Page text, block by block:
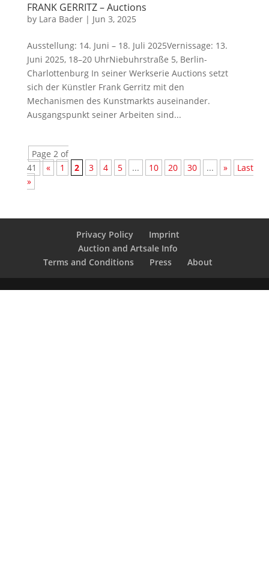
FRANK GERRITZ – Auctions
by Lara Bader| Jun 3, 2025
Ausstellung: 14. Juni – 18. Juli 2025Vernissage: 13.
Juni 2025, 18–20 UhrNiebuhrstraße 5, Berlin-
Charlottenburg In seiner Werkserie Auctions setzt
sich der Künstler Frank Gerritz mit den
Mechanismen des Kunstmarkts auseinander.
Ausgangspunkt seiner Arbeiten sind...
Page 2 of
41
« 1 2 3 4 5 ... 10 20 30 ... »
Last
»
Privacy Policy
Imprint
Auction and Artsale Info
Terms and Conditions
Press About